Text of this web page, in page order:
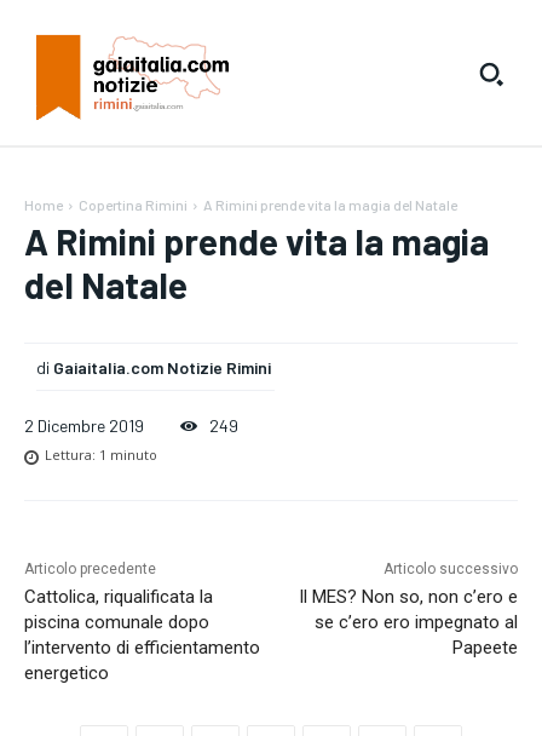
Home Copertina Rimini A Rimini prende vita la magia del Natale
A Rimini prende vita la magia
del Natale
di Gaiaitalia.com Notizie Rimini
2 Dicembre 2019 249
Lettura: 1 minuto
Articolo precedente
Cattolica, riqualificata la
piscina comunale dopo
l’intervento di efficientamento
energetico
Articolo successivo
Il MES? Non so, non c’ero e
se c’ero ero impegnato al
Papeete